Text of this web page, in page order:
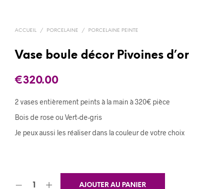
ACCUEIL / PORCELAINE / PORCELAINE PEINTE
Vase boule décor Pivoines d’or
€320.00
2 vases entièrement peints à la main à 320€ pièce
Bois de rose ou Vert-de-gris
Je peux aussi les réaliser dans la couleur de votre choix
AJOUTER AU PANIER